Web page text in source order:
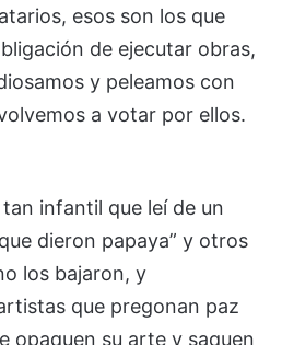
esos son los que
de ejecutar obras,
y peleamos con
a votar por ellos.
infantil que leí de un
dieron papaya” y otros
los bajaron, y
que pregonan paz
opaquen su arte y saquen